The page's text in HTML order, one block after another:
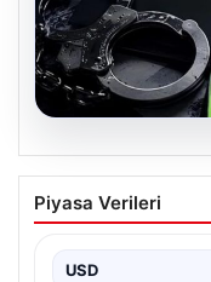
07.08.2026
Ahbap
Atandı ve
kamuoyunda geniş
Piyasa Verileri
USD